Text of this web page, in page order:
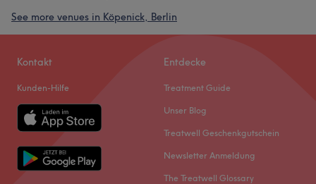
See more venues in Köpenick, Berlin
Kontakt
Kunden-Hilfe
Entdecke
Treatment Guide
Unser Blog
Treatwell Geschenkgutschein
Newsletter Anmeldung
The Treatwell Glossary